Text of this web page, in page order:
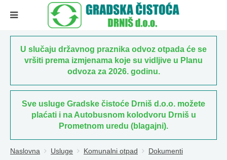
U slučaju državnog praznika odvoz otpada će se
vršiti prema izmjenama koje su vidljive u Planu
odvoza za 2026. godinu.
Sve usluge Gradske čistoće Drniš d.o.o. možete
plaćati i na Autobusnom kolodvoru Drniš u
Prometnom uredu (blagajni).
Naslovna Usluge Komunalni otpad Dokumenti